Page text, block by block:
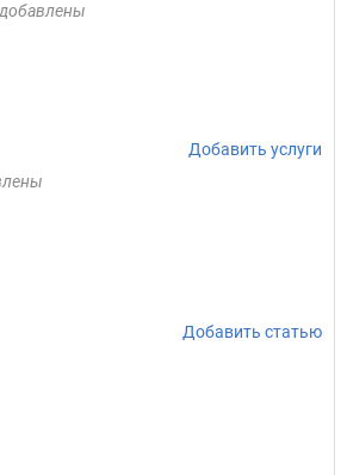
Добавить услуги
Добавить статью